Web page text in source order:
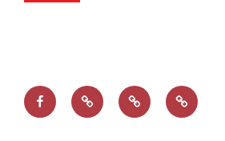
FacebookPrivatsphäre-
Einstellungen
Historie
der